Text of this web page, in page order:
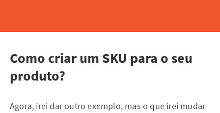
Como criar um SKU para o seu
produto?
Agora, irei dar outro exemplo, mas o que irei mudar